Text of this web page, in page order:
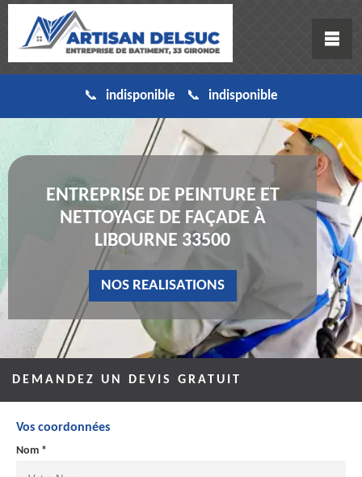
indisponible indisponible
ENTREPRISE DE PEINTURE ET
NETTOYAGE DE FAÇADE À
LIBOURNE 33500
NOS REALISATIONS
DEMANDEZ UN DEVIS GRATUIT
Vos coordonnées
Nom *